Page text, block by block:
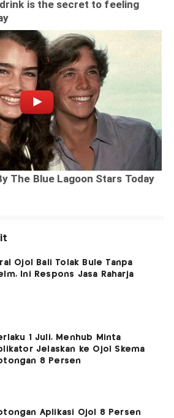
Ojol Bali Tolak Bule Tanpa
Ini Respons Jasa Raharja
1 Juli, Menhub Minta
Jelaskan ke Ojol Skema
8 Persen
Aplikasi Ojol 8 Persen